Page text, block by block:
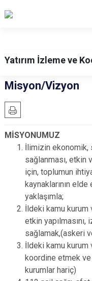
Yatırım İzleme ve
Misyon/Vizyon
MİSYONUMUZ
İlimizin
sağlanması, etkin
için, toplumun
kaynaklarının
yaklaşımla;
İldeki kamu kurum
etkin
sağlamak,(askeri
İldeki kamu kurum
koordine etmek
kurumlar hariç)